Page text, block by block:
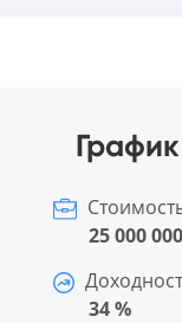
25 000
34 %